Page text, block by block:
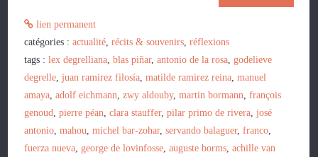
lien permanent
catégories :actualité,récits & souvenirs,réflexions
tags :lex degrelliana,blas piñar,antonio de la rosa,godelieve
degrelle,juan ramirez filosía,matilde ramirez reina,manuel
amaya,adolf eichmann,zwy aldouby,martin bormann,françois
genoud,pierre péan,clara stauffer,pilar primo de rivera,josé
antonio,mahou,michel bar-zohar,servando balaguer,franco,
fuerza nueva,george de lovinfosse,auguste borms,achille van